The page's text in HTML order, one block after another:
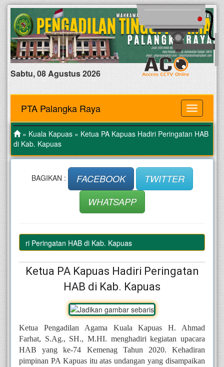
Sabtu, 08 Agustus 2026
MENU
PTA Palangka Raya
» Kuala Kapuas » Ketua PA Kapuas Hadiri Peringatan HAB
di Kab. Kapuas
BAGIKAN : FACEBOOK
TWITTER
WHATSAPP
Hadiri Peringatan HAB di Kab. Kapuas
Ketua PA Kapuas Hadiri Peringatan
HAB di Kab. Kapuas
Ketua Pengadilan Agama Kuala Kapuas H. Ahmad
Farhat, S.Ag., SH., M.HI. menghadiri kegiatan upacara
HAB yang ke-74 Kemenag Tahun 2020. Kehadiran
pimpinan PA Kapuas itu atas undangan yang disampaikan